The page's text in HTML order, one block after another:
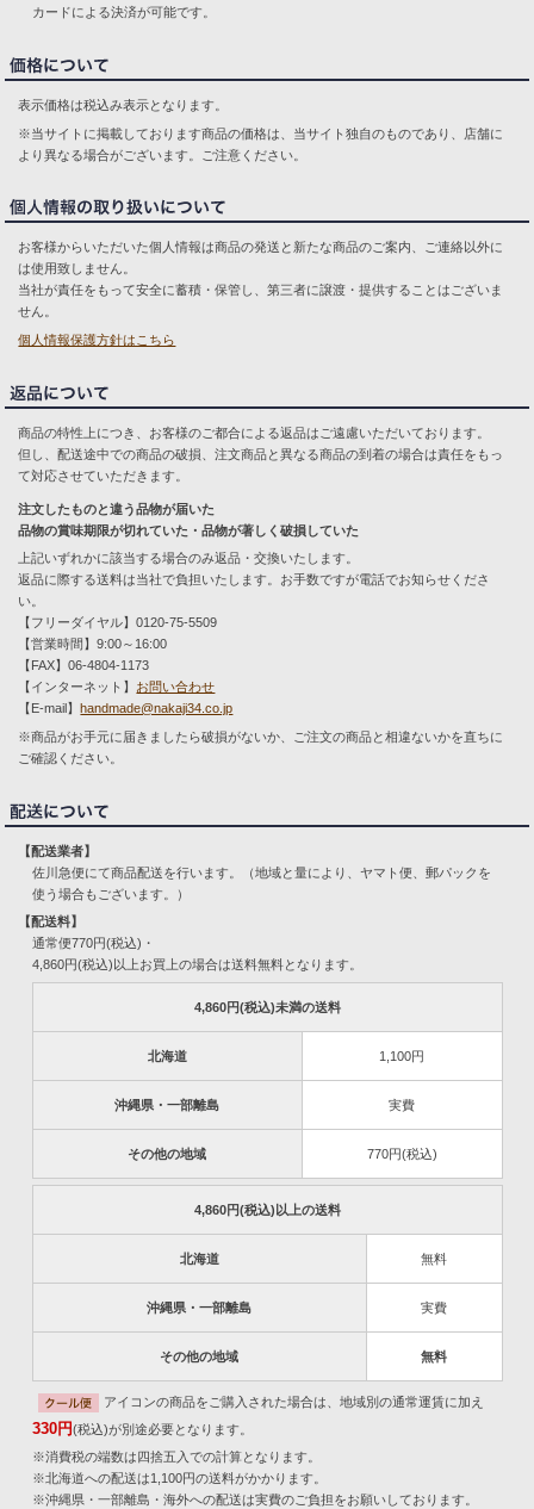
カードによる決済が可能です。
表示価格は税込み表示となります。
※当サイトに掲載しております商品の価格は、当サイト独自のものであり、店舗に
より異なる場合がございます。ご注意ください。
お客様からいただいた個人情報は商品の発送と新たな商品のご案内、ご連絡以外に
は使用致しません。
当社が責任をもって安全に蓄積・保管し、第三者に譲渡・提供することはございま
せん。
個人情報保護方針はこちら
商品の特性上につき、お客様のご都合による返品はご遠慮いただいております。
但し、配送途中での商品の破損、注文商品と異なる商品の到着の場合は責任をもっ
て対応させていただきます。
注文したものと違う品物が届いた
品物の賞味期限が切れていた・品物が著しく破損していた
上記いずれかに該当する場合のみ返品・交換いたします。
返品に際する送料は当社で負担いたします。お手数ですが電話でお知らせくださ
い。
【フリーダイヤル】0120-75-5509
【営業時間】9:00～16:00
【FAX】06-4804-1173
【インターネット】 お問い合わせ
【E-mail】 handmade@nakaji34.co.jp
※商品がお手元に届きましたら破損がないか、ご注文の商品と相違ないかを直ちに
ご確認ください。
【配送業者】
佐川急便にて商品配送を行います。（地域と量により、ヤマト便、郵パックを
使う場合もございます。）
【配送料】
通常便770円(税込)・
4,860円(税込)以上お買上の場合は送料無料となります。
4,860円(税込)未満の送料
北海道 1,100円
沖縄県・一部離島 実費
その他の地域 770円(税込)
4,860円(税込)以上の送料
北海道 無料
沖縄県・一部離島 実費
その他の地域 無料
アイコンの商品をご購入された場合は、地域別の通常運賃に加え
330円(税込)が別途必要となります。
※消費税の端数は四捨五入での計算となります。
※北海道への配送は1,100円の送料がかかります。
※沖縄県・一部離島・海外への配送は実費のご負担をお願いしております。